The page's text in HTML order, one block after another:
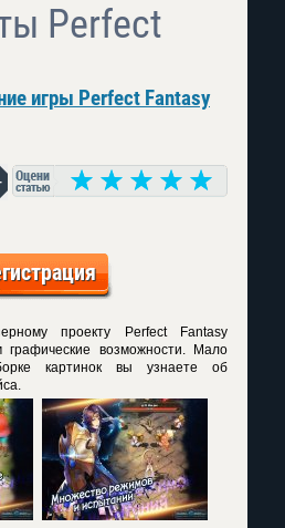
Perfect
игры Perfect Fantasy
проекту Perfect Fantasy
графические возможности. Мало
картинок вы узнаете об